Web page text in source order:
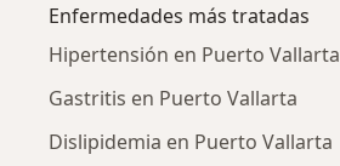
Enfermedades más tratadas
Hipertensión en Puerto Vallarta
Gastritis en Puerto Vallarta
Dislipidemia en Puerto Vallarta